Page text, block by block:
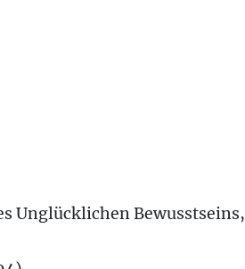
Unglücklichen Bewusstseins,